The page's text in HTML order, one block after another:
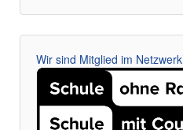
Wir sind Mitglied im Netzwerk